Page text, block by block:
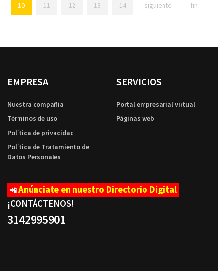
10 11 12 13 14 siguiente fin
EMPRESA
Nuestra compañia
Términos de uso
Política de privacidad
Política de Tratamiento de
Datos Personales
SERVICIOS
Portal empresarial virtual
Páginas web
📲 Anúnciate en nuestro Directorio Digital
¡CONTÁCTENOS!
3142995901